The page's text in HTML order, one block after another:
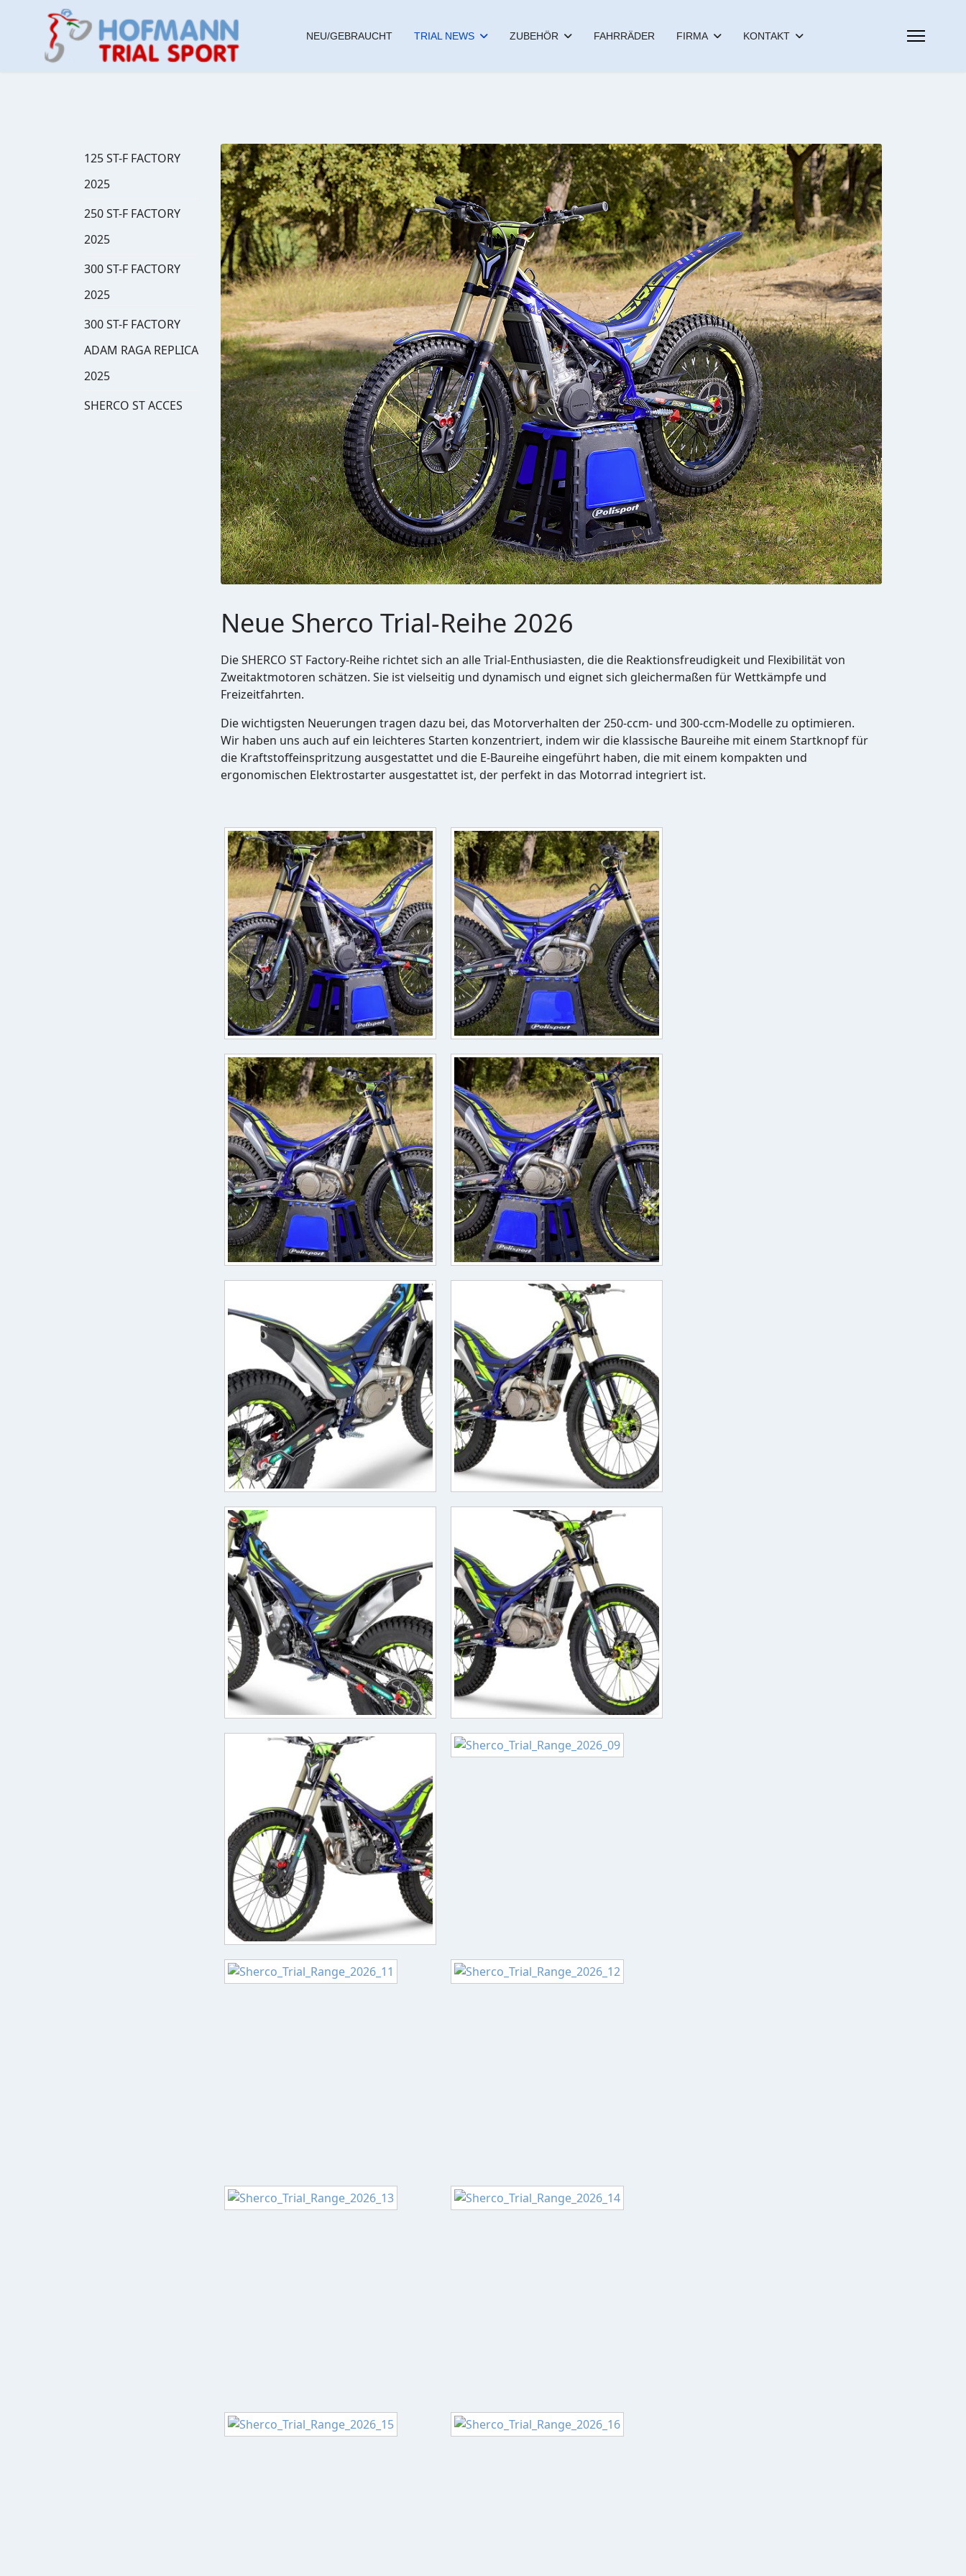
NEU/GEBRAUCHT TRIAL NEWS ZUBEHÖR FAHRRÄDER FIRMA KONTAKT
125 ST-F FACTORY
2025
250 ST-F FACTORY
2025
300 ST-F FACTORY
2025
300 ST-F FACTORY
ADAM RAGA REPLICA
2025
SHERCO ST ACCES
Neue Sherco Trial-Reihe 2026
Die SHERCO ST Factory-Reihe richtet sich an alle Trial-Enthusiasten, die die Reaktionsfreudigkeit und Flexibilität von
Zweitaktmotoren schätzen. Sie ist vielseitig und dynamisch und eignet sich gleichermaßen für Wettkämpfe und
Freizeitfahrten.
Die wichtigsten Neuerungen tragen dazu bei, das Motorverhalten der 250-ccm- und 300-ccm-Modelle zu optimieren.
Wir haben uns auch auf ein leichteres Starten konzentriert, indem wir die klassische Baureihe mit einem Startknopf für
die Kraftstoffeinspritzung ausgestattet und die E-Baureihe eingeführt haben, die mit einem kompakten und
ergonomischen Elektrostarter ausgestattet ist, der perfekt in das Motorrad integriert ist.